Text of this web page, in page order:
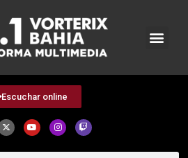
Escuchar online